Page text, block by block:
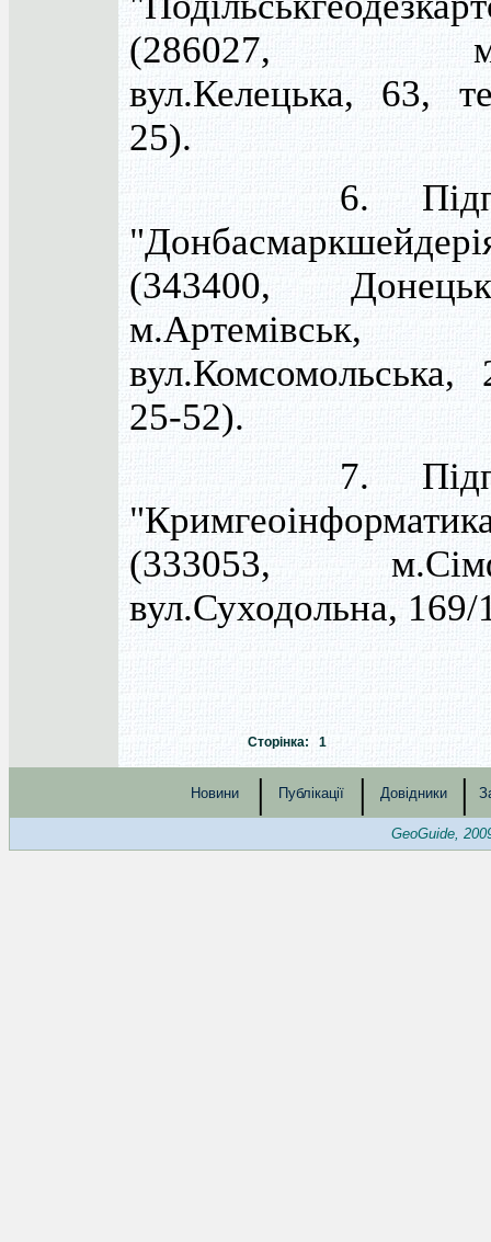
(286027,
вул.Келецька, 63,
25).
6.
(343400,
м.Артемівськ,
вул.Комсомольська,
25-52).
7.
(333053,
вул.Суходольна, 169/
Сторінка: 1
Новини | Публікації | Довідники |
GeoGuide,